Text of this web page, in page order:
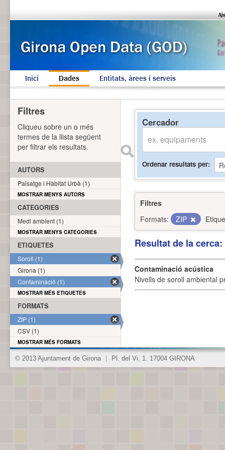
Inici Dades Entitats, àrees i serveis
Cercador
Ordenar resultats per
Filtres
Formats:
ZIP
Resultat de la
Contaminació acústica
Nivells de soroll ambiental
Filtres
Cliqueu sobre un o més
termes de la llista següent
per filtrar els resultats.
AUTORS
Paisatge i Hàbitat Urbà (1)
MOSTRAR MENYS AUTORS
CATEGORIES
Medi ambient (1)
MOSTRAR MENYS CATEGORIES
ETIQUETES
Soroll (1)
Girona (1)
Contaminació (1)
MOSTRAR MÉS ETIQUETES
FORMATS
ZIP (1)
CSV (1)
MOSTRAR MÉS FORMATS
© 2013 Ajuntament de Girona Pl. del Vi, 1. 17004 GIRONA